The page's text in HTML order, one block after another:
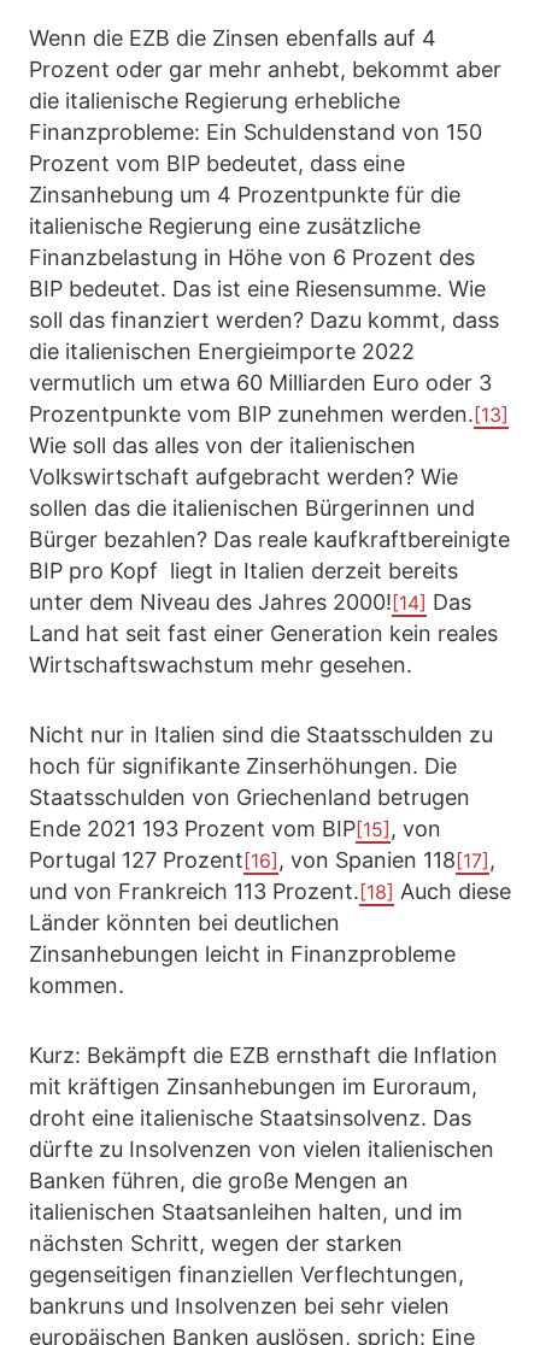
Wenn die EZB die Zinsen ebenfalls auf 4
Prozent oder gar mehr anhebt, bekommt aber
die italienische Regierung erhebliche
Finanzprobleme: Ein Schuldenstand von 150
Prozent vom BIP bedeutet, dass eine
Zinsanhebung um 4 Prozentpunkte für die
italienische Regierung eine zusätzliche
Finanzbelastung in Höhe von 6 Prozent des
BIP bedeutet. Das ist eine Riesensumme. Wie
soll das finanziert werden? Dazu kommt, dass
die italienischen Energieimporte 2022
vermutlich um etwa 60 Milliarden Euro oder 3
Prozentpunkte vom BIP zunehmen werden. [13]
Wie soll das alles von der italienischen
Volkswirtschaft aufgebracht werden? Wie
sollen das die italienischen Bürgerinnen und
Bürger bezahlen? Das reale kaufkraftbereinigte
BIP pro Kopf liegt in Italien derzeit bereits
unter dem Niveau des Jahres 2000! [14] Das
Land hat seit fast einer Generation kein reales
Wirtschaftswachstum mehr gesehen.
Nicht nur in Italien sind die Staatsschulden zu
hoch für signifikante Zinserhöhungen. Die
Staatsschulden von Griechenland betrugen
Ende 2021 193 Prozent vom BIP[15] , von
Portugal 127 Prozent [16] , von Spanien 118 [17] ,
und von Frankreich 113 Prozent. [18] Auch diese
Länder könnten bei deutlichen
Zinsanhebungen leicht in Finanzprobleme
kommen.
Kurz: Bekämpft die EZB ernsthaft die Inflation
mit kräftigen Zinsanhebungen im Euroraum,
droht eine italienische Staatsinsolvenz. Das
dürfte zu Insolvenzen von vielen italienischen
Banken führen, die große Mengen an
italienischen Staatsanleihen halten, und im
nächsten Schritt, wegen der starken
gegenseitigen finanziellen Verflechtungen,
bankruns und Insolvenzen bei sehr vielen
europäischen Banken auslösen, sprich: Eine